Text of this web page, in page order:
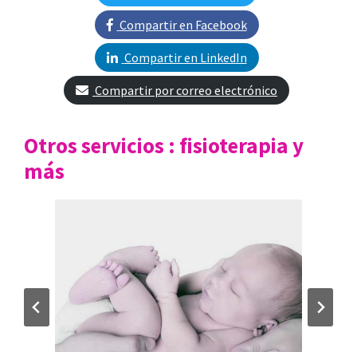
Compartir en Facebook
Compartir en LinkedIn
Compartir por correo electrónico
Otros servicios : fisioterapia y
más